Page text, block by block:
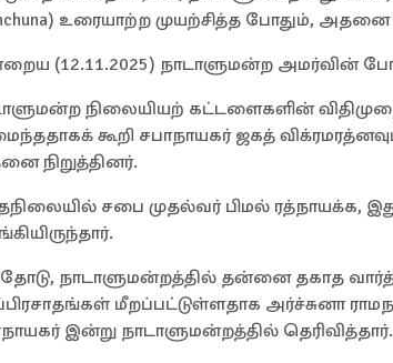
உரையாற்ற முயற்சித்த போதும்,
(12.11.2025) நாடாளுமன்ற அமர்வின்
நிலையியற் கட்டளைகளின்
கூறி சபாநாயகர் ஜகத்
நிறுத்தினர்.
சபை முதல்வர் பிமல் ரத்நாயக்க,
நாடாளுமன்றத்தில் தன்னை தகாத
மீறப்பட்டுள்ளதாக அர்ச்சுனா
இன்று நாடாளுமன்றத்தில் தெரிவித்தார்.